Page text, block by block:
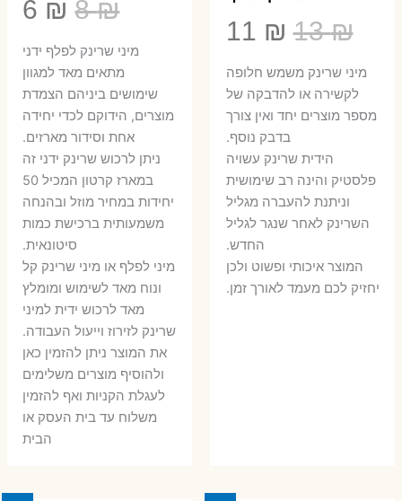
13₪
המחיר
המקורי
היה:
13 ₪.
11 ₪
הוא:
​מיני שרינק משמש חלופה
לקשירה או להדבקה של
מספר מוצרים יחד ואין צורך
בדבק נוסף.
הידית שרינק עשויה
פלסטיק והינה רב שימושית
וניתנת להעברה מגליל
השרינק לאחר שנגר לגליל
החדש.
המוצר איכותי ופשוט ולכן
יחזיק לכם מעמד לאורך זמן.
8₪
היה:
8 ₪.
6 ₪
6 ₪.
מיני שרינק לפלף ידני
מתאים מאד למגוון
שימושים ביניהם הצמדת
מוצרים, הידוקם לכדי יחידה
אחת וסידור מארזים.
ניתן לרכוש שרינק ידני זה
במארז קרטון המכיל 50
יחידות במחיר מוזל ובהנחה
משמעותית ברכישת כמות
סיטונאית.
מיני לפלף או מיני שרינק קל
ונוח מאד לשימוש ומומלץ
מאד לרכוש ידית למיני
שרינק לזירוז וייעול העבודה.
את המוצר ניתן להזמין כאן
ולהוסיף מוצרים משלימים
לעגלת הקניות ואף להזמין
משלוח עד בית העסק או
הבית